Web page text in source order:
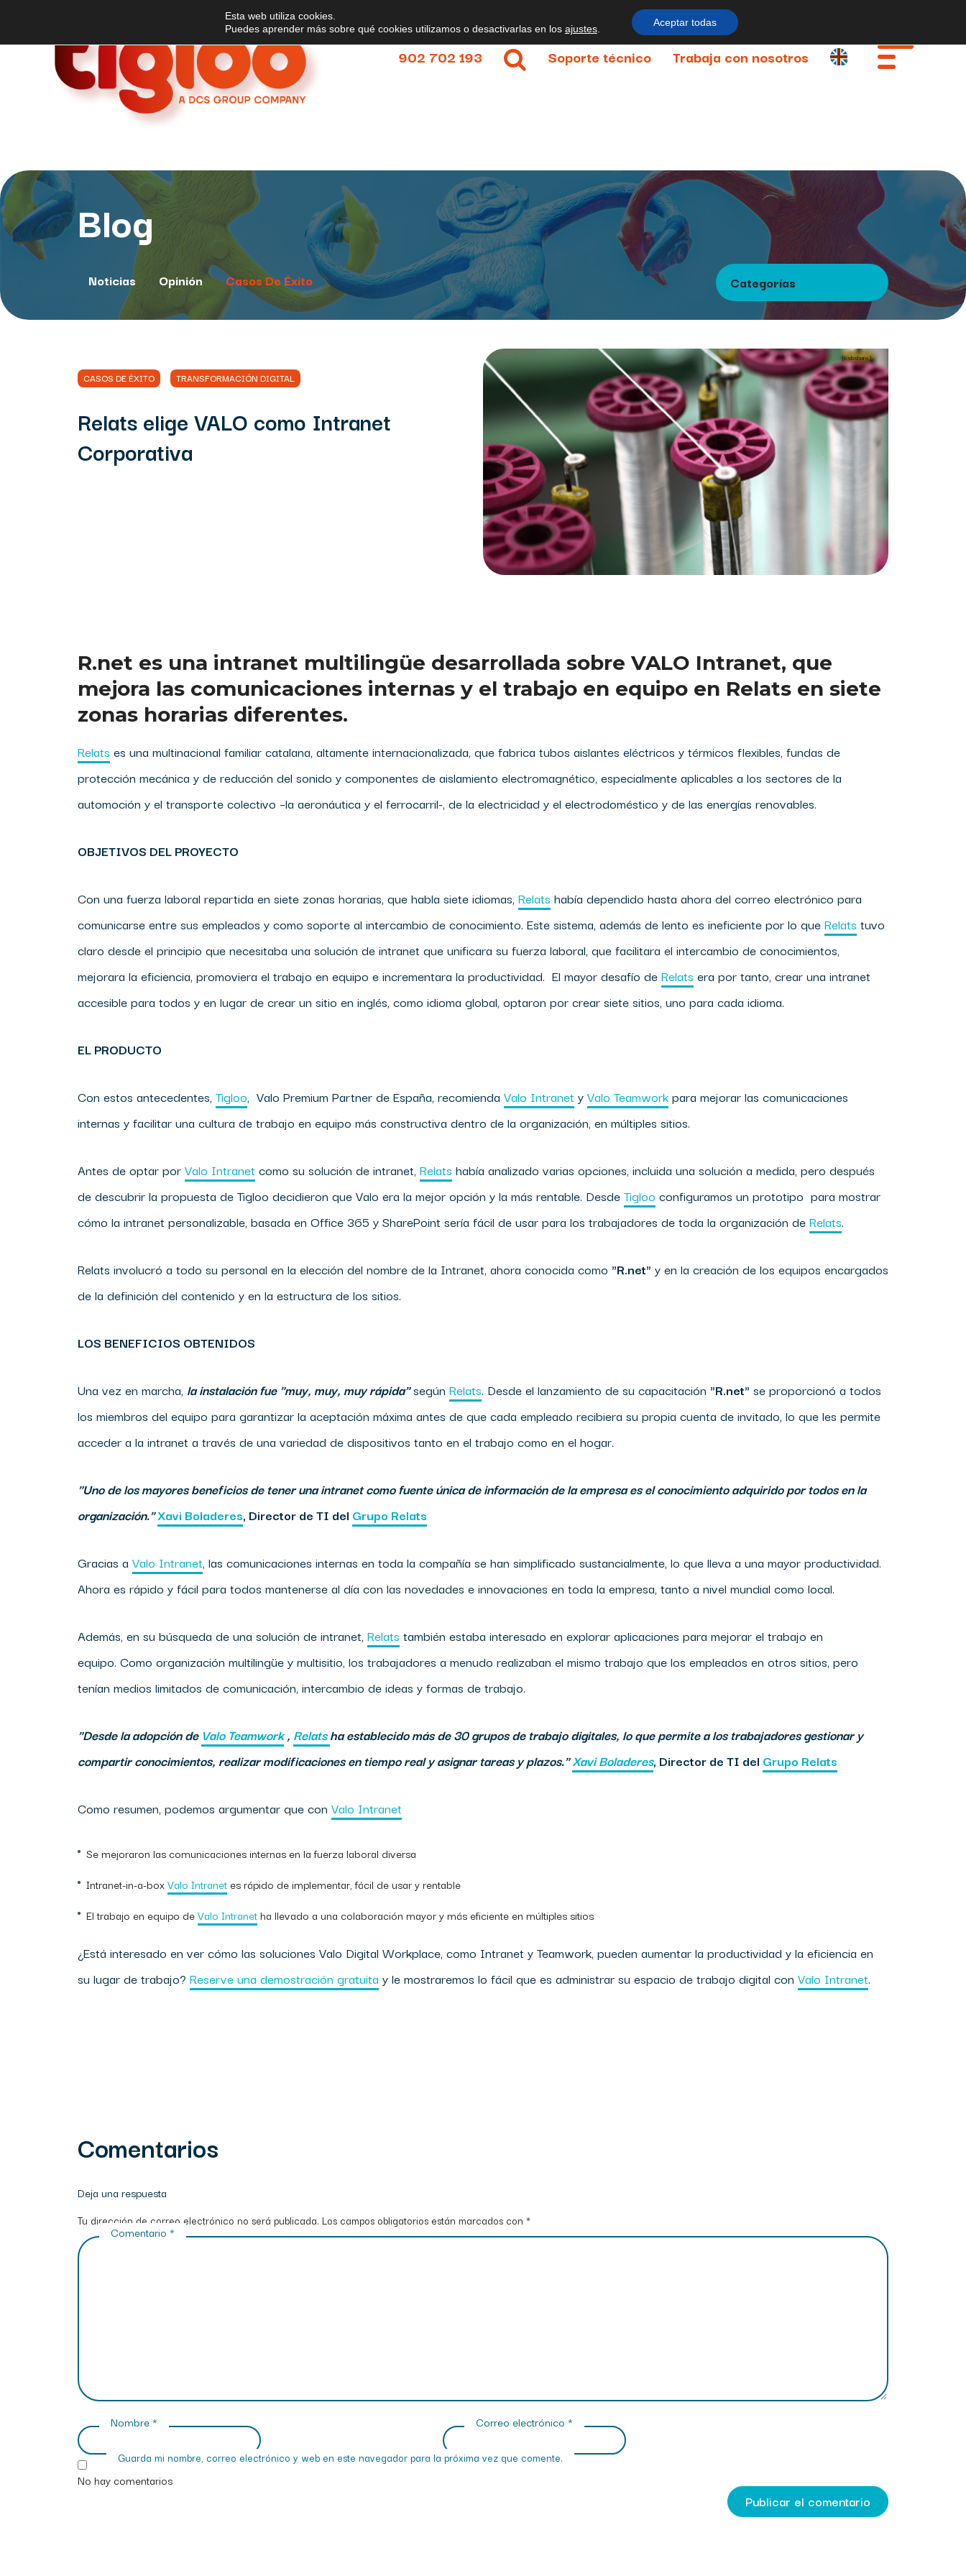
902 702 193 Soporte técnico Trabaja con nosotros
Blog
Noticias Opinión Casos De Éxito Categorías
[csbshare]
CASOS DE ÉXITO TRANSFORMACIÓN DIGITAL
Relats elige VALO como Intranet
Corporativa
R.net es una intranet multilingüe desarrollada sobre VALO Intranet, que
mejora las comunicaciones internas y el trabajo en equipo en Relats en siete
zonas horarias diferentes.
Relats es una multinacional familiar catalana, altamente internacionalizada, que fabrica tubos aislantes eléctricos y térmicos flexibles, fundas de
protección mecánica y de reducción del sonido y componentes de aislamiento electromagnético, especialmente aplicables a los sectores de la
automoción y el transporte colectivo –la aeronáutica y el ferrocarril-, de la electricidad y el electrodoméstico y de las energías renovables.
OBJETIVOS DEL PROYECTO
Con una fuerza laboral repartida en siete zonas horarias, que habla siete idiomas, Relats había dependido hasta ahora del correo electrónico para
comunicarse entre sus empleados y como soporte al intercambio de conocimiento. Este sistema, además de lento es ineficiente por lo queRelats tuvo
claro desde el principio que necesitaba una solución de intranet que unificara su fuerza laboral, que facilitara el intercambio de conocimientos,
mejorara la eficiencia, promoviera el trabajo en equipo e incrementara la productividad. El mayor desafío deRelats era por tanto, crear una intranet
accesible para todos y en lugar de crear un sitio en inglés, como idioma global, optaron por crear siete sitios, uno para cada idioma.
EL PRODUCTO
Con estos antecedentes, Tigloo, Valo Premium Partner de España, recomienda Valo Intranet yValo Teamworkpara mejorar las comunicaciones
internas y facilitar una cultura de trabajo en equipo más constructiva dentro de la organización, en múltiples sitios.
Antes de optar porValo Intranet como su solución de intranet, Relats había analizado varias opciones, incluida una solución a medida, pero después
de descubrir la propuesta de Tigloo decidieron que Valo era la mejor opción y la más rentable. DesdeTigloo configuramos un prototipo para mostrar
cómo la intranet personalizable, basada en Office 365 y SharePoint sería fácil de usar para los trabajadores de toda la organización deRelats.
Relats involucró a todo su personal en la elección del nombre de la Intranet, ahora conocida como "R.net" y en la creación de los equipos encargados
de la definición del contenido y en la estructura de los sitios.
LOS BENEFICIOS OBTENIDOS
Una vez en marcha, la instalación fue "muy, muy, muy rápida"según Relats. Desde el lanzamiento de su capacitación "R.net" se proporcionó a todos
los miembros del equipo para garantizar la aceptación máxima antes de que cada empleado recibiera su propia cuenta de invitado, lo que les permite
acceder a la intranet a través de una variedad de dispositivos tanto en el trabajo como en el hogar.
"Uno de los mayores beneficios de tener una intranet como fuente única de información de la empresa es el conocimiento adquirido por todos en la
organización."Xavi Boladeres, Director de TI del Grupo Relats
Gracias a Valo Intranet, las comunicaciones internas en toda la compañía se han simplificado sustancialmente, lo que lleva a una mayor productividad.
Ahora es rápido y fácil para todos mantenerse al día con las novedades e innovaciones en toda la empresa, tanto a nivel mundial como local.
Además, en su búsqueda de una solución de intranet, Relats también estaba interesado en explorar aplicaciones para mejorar el trabajo en
equipo. Como organización multilingüe y multisitio, los trabajadores a menudo realizaban el mismo trabajo que los empleados en otros sitios, pero
tenían medios limitados de comunicación, intercambio de ideas y formas de trabajo.
"Desde la adopción de Valo Teamwork, Relatsha establecido más de 30 grupos de trabajo digitales, lo que permite a los trabajadores gestionar y
compartir conocimientos, realizar modificaciones en tiempo real y asignar tareas y plazos."Xavi Boladeres, Director de TI del Grupo Relats
Como resumen, podemos argumentar que con Valo Intranet
Se mejoraron las comunicaciones internas en la fuerza laboral diversa
Intranet-in-a-boxValo Intranet es rápido de implementar, fácil de usar y rentable
El trabajo en equipo deValo Intranetha llevado a una colaboración mayor y más eficiente en múltiples sitios
¿Está interesado en ver cómo las soluciones Valo Digital Workplace, como Intranet y Teamwork, pueden aumentar la productividad y la eficiencia en
su lugar de trabajo? Reserve una demostración gratuita y le mostraremos lo fácil que es administrar su espacio de trabajo digital con Valo Intranet.
Comentarios
Deja una respuesta
Tu dirección de correo electrónico no será publicada. Los campos obligatorios están marcados con *
Comentario *
Nombre* Correo electrónico *
Guarda mi nombre, correo electrónico y web en este navegador para la próxima vez que comente.
No hay comentarios
Esta web utiliza cookies.
Puedes aprender más sobre qué cookies utilizamos o desactivarlas en los ajustes.
Aceptar todas